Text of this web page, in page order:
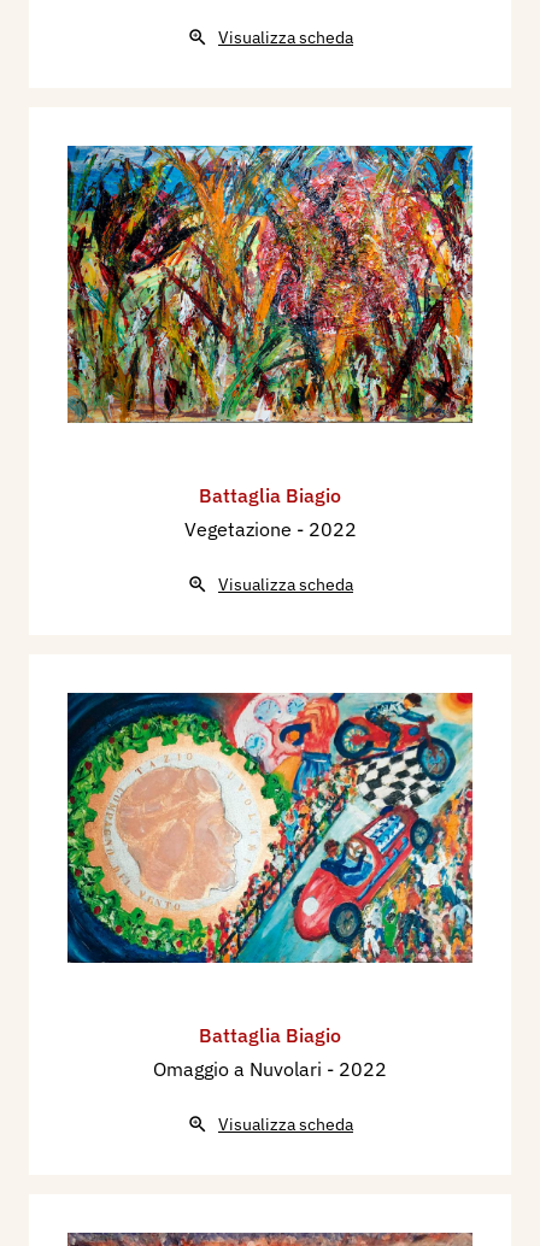
Visualizza scheda
Battaglia Biagio
Vegetazione - 2022
Visualizza scheda
Battaglia Biagio
Omaggio a Nuvolari - 2022
Visualizza scheda